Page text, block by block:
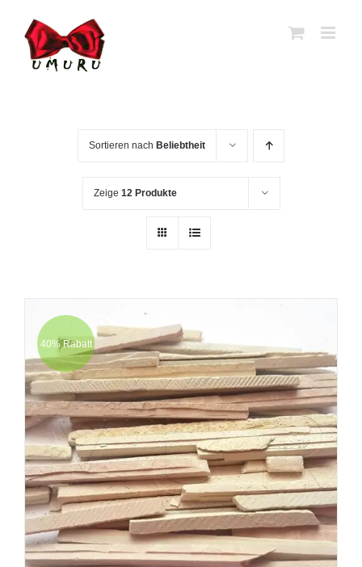
Inhalt
springen
Sortieren nach Beliebtheit
Zeige 12 Produkte
40% Rabatt